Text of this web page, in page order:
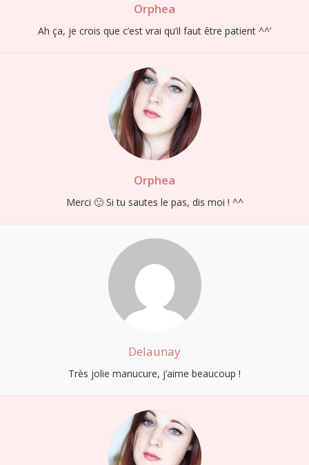
Orphea
Ah ça, je crois que c’est vrai qu’il faut être patient ^^’
Orphea
Merci 🙂 Si tu sautes le pas, dis moi ! ^^
Delaunay
Très jolie manucure, j’aime beaucoup !